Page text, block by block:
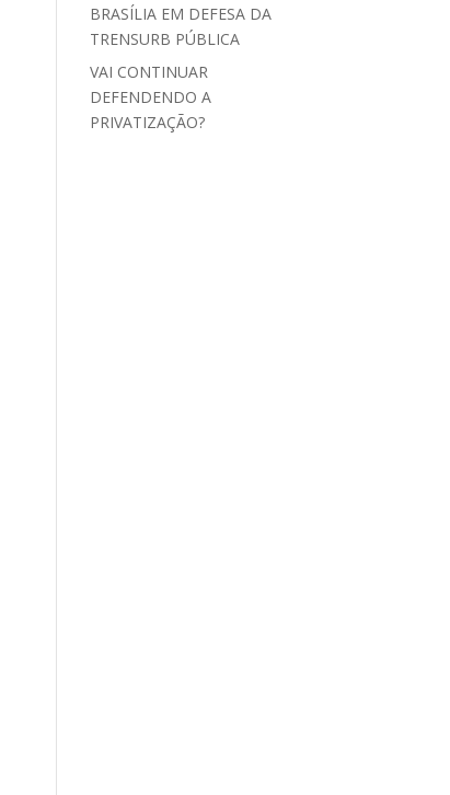
BRASÍLIA EM DEFESA DA
TRENSURB PÚBLICA
VAI CONTINUAR
DEFENDENDO A
PRIVATIZAÇÃO?